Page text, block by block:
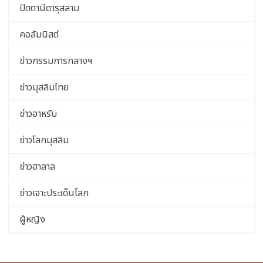
ปัตตานีดารุสลาม
คอลัมนิสต์
ข่าวกรรมการกลางฯ
ข่าวมุสลิมไทย
ข่าวอาหรับ
ข่าวโลกมุสลิม
ข่าวฮาลาล
ข่าวเจาะประเด็นโลก
ผู้หญิง